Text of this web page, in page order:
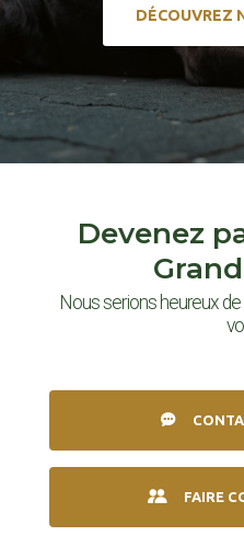
DÉCOUVREZ
Devenez
Nous serions heureux
FAIRE